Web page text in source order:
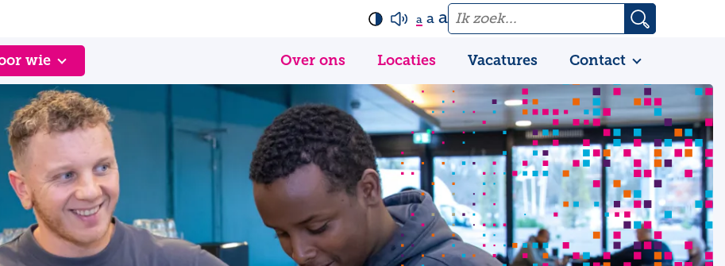
a a a
wie Over ons Locaties Vacatures Contact